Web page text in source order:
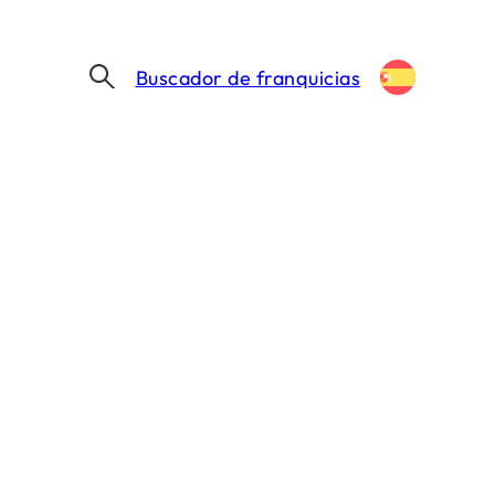
Buscador de franquicias
o camas en